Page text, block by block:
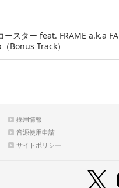
ースター feat. FRAME a.k.a
Bonus Track）
採用情報
音源使用申請
サイトポリシー